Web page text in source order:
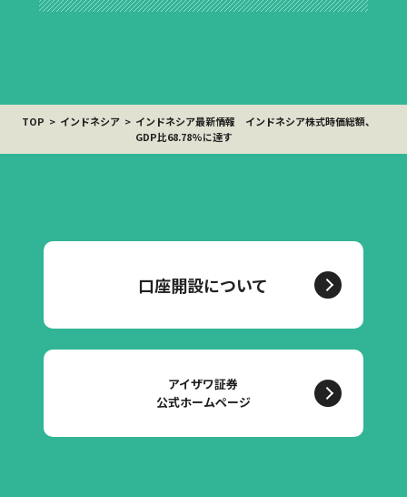
TOP インドネシア
インドネシア最新情報 インドネシア株式時価総額、
GDP比68.78%に達す
口座開設について
アイザワ証券
公式ホームページ